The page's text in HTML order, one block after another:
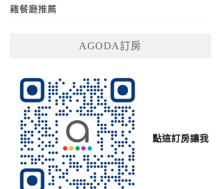
雞餐廳推薦
AGODA訂房
點這訂房讓我